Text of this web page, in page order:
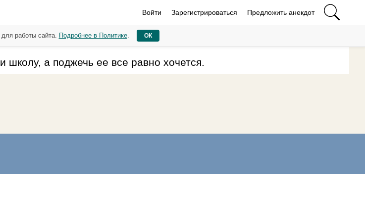
Войти Зарегистрироваться Предложить анекдот
школу, а поджечь ее все равно хочется.
работы сайта. Подробнее в Политике. ОК